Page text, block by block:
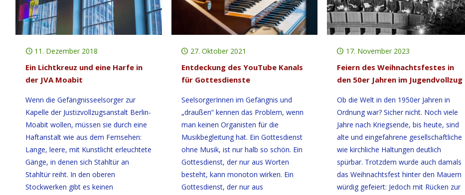
11. Dezember 2018
Ein Lichtkreuz und eine Harfe in
der JVA Moabit
Wenn die Gefängnisseelsorger zur
Kapelle der Justizvollzugsanstalt Berlin-
Moabit wollen, müssen sie durch eine
Haftanstalt wie aus dem Fernsehen:
Lange, leere, mit Kunstlicht erleuchtete
Gänge, in denen sich Stahltür an
Stahltür reiht. In den oberen
Stockwerken gibt es keinen
27. Oktober 2021
Entdeckung des YouTube Kanals
für Gottesdienste
SeelsorgerInnen im Gefängnis und
„draußen“ kennen das Problem, wenn
man keinen Organisten für die
Musikbegleitung hat. Ein Gottesdienst
ohne Musik, ist nur halb so schön. Ein
Gottesdienst, der nur aus Worten
besteht, kann monoton wirken. Ein
Gottesdienst, der nur aus
17. November 2023
Feiern des Weihnachtsfestes in
den 50er Jahren im Jugendvollzug
Ob die Welt in den 1950er Jahren in
Ordnung war? Sicher nicht. Noch viele
Jahre nach Kriegsende, bis heute, sind
alte und eingefahrene gesellschaftliche
wie kirchliche Haltungen deutlich
spürbar. Trotzdem wurde auch damals
das Weihnachtsfest hinter den Mauern
würdig gefeiert: Jedoch mit Rücken zur